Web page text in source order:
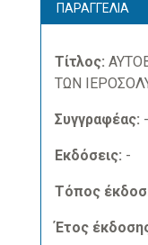
ΠΑΡΑΓΓΕΛΙΑ
Τίτλος:
ΤΩΝ
Συγγραφέας: -
Εκδόσεις: -
Τόπος
Έτος